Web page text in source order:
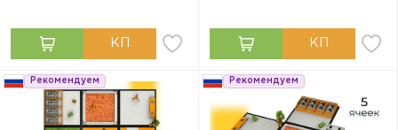
Рекомендуем Рекомендуем